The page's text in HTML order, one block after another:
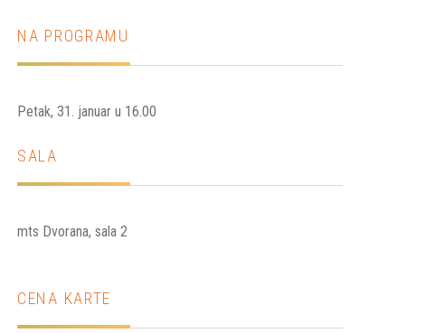
NA PROGRAMU
Petak, 31. januar u 16.00
SALA
mts Dvorana, sala 2
CENA KARTE